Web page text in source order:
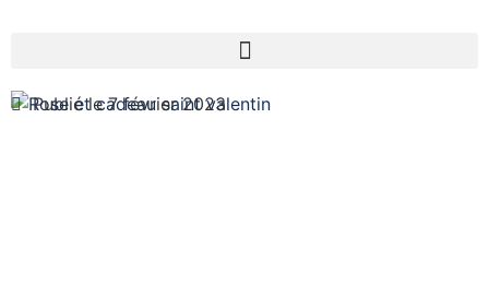
Publié le 7 février 2023